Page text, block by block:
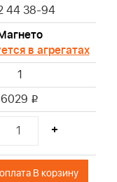
44 38-94
в агрегатах
1
6029 i
+
В корзину